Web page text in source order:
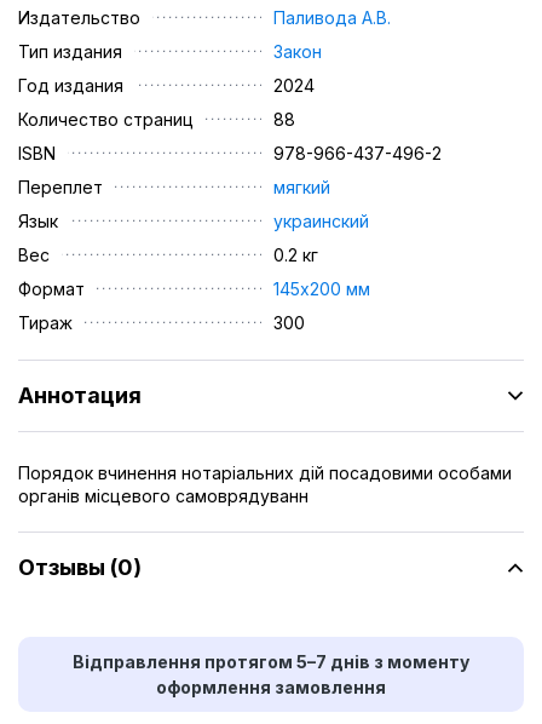
Издательство
Паливода А.В.
Тип издания
Закон
Год издания
2024
Количество страниц
88
ISBN
978-966-437-496-2
Переплет
мягкий
Язык
украинский
Вес
0.2 кг
Формат
145х200 мм
Тираж
300
Аннотация
Порядок вчинення нотаріальних дій посадовими особами
органів місцевого самоврядуванн
Отзывы (0)
Відправлення протягом 5–7 днів з моменту
оформлення замовлення